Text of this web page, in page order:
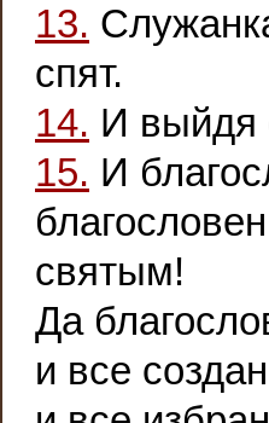
13.
спят.
14. И выйдя
15. И
святым!
Да
и все